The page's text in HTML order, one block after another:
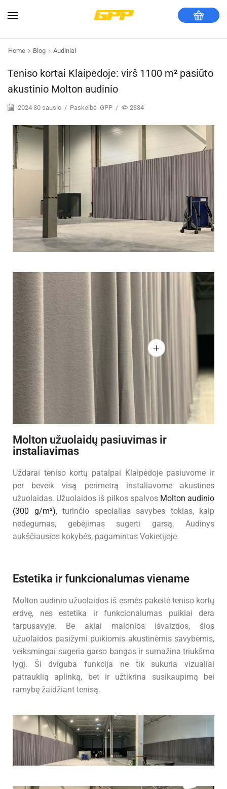
Home Blog Audiniai
Teniso kortai Klaipėdoje: virš 1100 m² pasiūto
akustinio Molton audinio
2024 30 sausio / Paskelbė GPP / 2834
Molton užuolaidų pasiuvimas ir
instaliavimas
Uždarai teniso kortų patalpai Klaipėdoje pasiuvome ir
per beveik visą perimetrą instaliavome akustines
užuolaidas. Užuolaidos iš pilkos spalvos Molton audinio
(300 g/m²), turinčio specialias savybes tokias, kaip
nedegumas, gebėjimas sugerti garsą. Audinys
aukščiausios kokybės, pagamintas Vokietijoje.
Estetika ir funkcionalumas viename
Molton audinio užuolaidos iš esmės pakeitė teniso kortų
erdvę, nes estetika ir funkcionalumas puikiai dera
tarpusavyje. Be akiai malonios išvaizdos, šios
užuolaidos pasižymi puikiomis akustinėmis savybėmis,
veiksmingai sugeria garso bangas ir sumažina triukšmo
lygį. Ši dviguba funkcija ne tik sukuria vizualiai
patrauklią aplinką, bet ir užtikrina susikaupimą bei
ramybę žaidžiant tenisą.